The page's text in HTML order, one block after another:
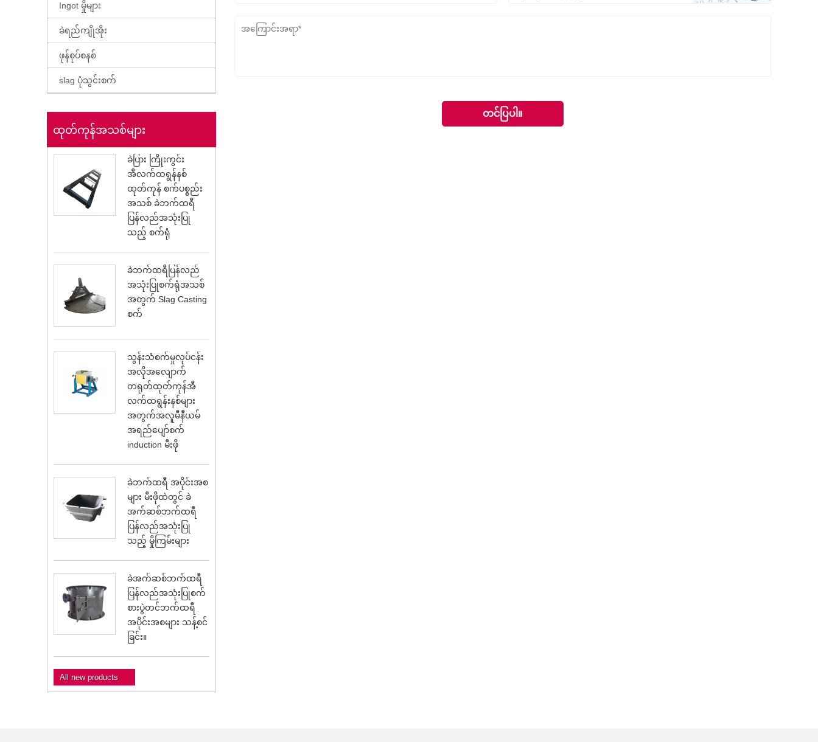
Ingot မှိုများ
ခဲရည်ကျိုအိုး
ဖုန်စုပ်စနစ်
slag ပုံသွင်းစက်
ထုတ်ကုန်အသစ်များ
ခဲပြား ကြိုးကွင်း
အီလက်ထရွန်နစ်
ထုတ်ကုန် စက်ပစ္စည်း
အသစ် ခဲဘက်ထရီ
ပြန်လည်အသုံးပြု
သည့် စက်ရုံ
ခဲဘက်ထရီပြန်လည်
အသုံးပြုစက်ရုံအသစ်
အတွက် Slag Casting
စက်
သွန်းသံစက်မှုလုပ်ငန်း
အလိုအလျောက်
တရုတ်ထုတ်ကုန်အီ
လက်ထရွန်းနစ်များ
အတွက်အလူမီနီယမ်
အရည်ပျော်စက်
induction မီးဖို
ခဲဘက်ထရီ အပိုင်းအစ
များ မီးဖိုထဲတွင် ခဲ
အက်ဆစ်ဘက်ထရီ
ပြန်လည်အသုံးပြု
သည့် မှိုကြမ်းများ
ခဲအက်ဆစ်ဘက်ထရီ
ပြန်လည်အသုံးပြုစက်
စားပွဲတင်ဘက်ထရီ
အပိုင်းအစများ သန့်စင်
ခြင်း။
All new products